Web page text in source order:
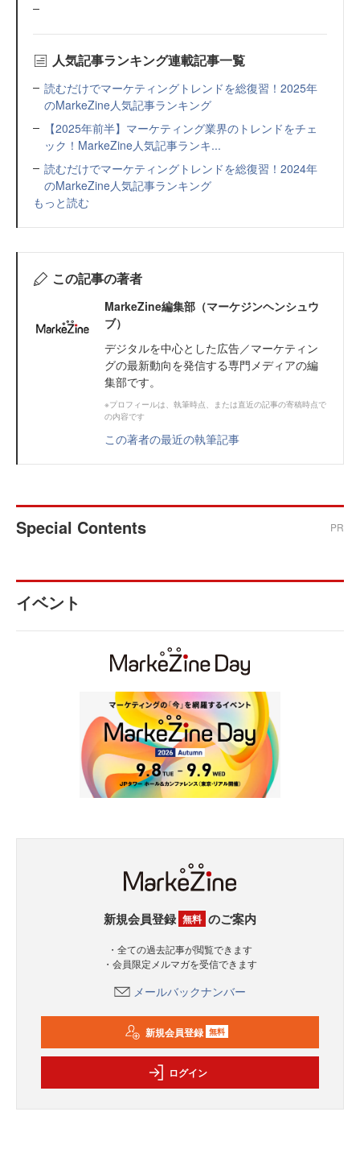
人気記事ランキング連載記事一覧
読むだけでマーケティングトレンドを総復習！2025年
のMarkeZine人気記事ランキング
【2025年前半】マーケティング業界のトレンドをチェ
ック！MarkeZine人気記事ランキ...
読むだけでマーケティングトレンドを総復習！2024年
のMarkeZine人気記事ランキング
もっと読む
この記事の著者
MarkeZine編集部（マーケジンヘンシュウ
ブ）
デジタルを中心とした広告／マーケティン
グの最新動向を発信する専門メディアの編
集部です。
※プロフィールは、執筆時点、または直近の記事の寄稿時点で
の内容です
この著者の最近の執筆記事
Special Contents PR
イベント
新規会員登録 無料 のご案内
・全ての過去記事が閲覧できます
・会員限定メルマガを受信できます
メールバックナンバー
新規会員登録 無料
ログイン